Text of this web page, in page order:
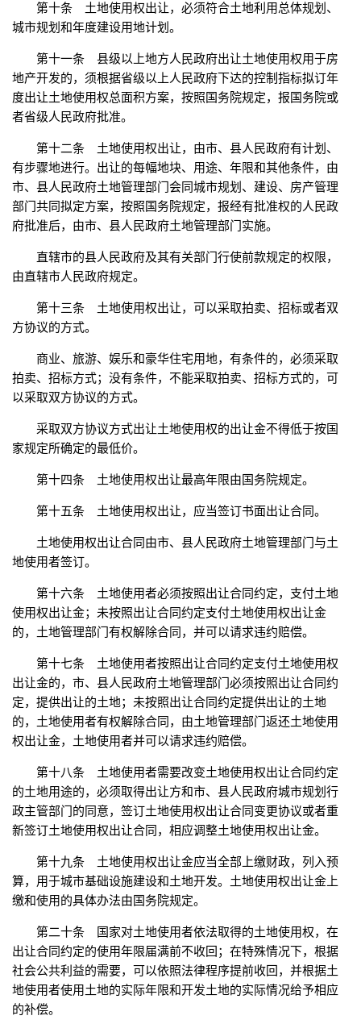
第十条 土地使用权出让，必须符合土地利用总体规划、
城市规划和年度建设用地计划。
第十一条 县级以上地方人民政府出让土地使用权用于房
地产开发的，须根据省级以上人民政府下达的控制指标拟订年
度出让土地使用权总面积方案，按照国务院规定，报国务院或
者省级人民政府批准。
第十二条 土地使用权出让，由市、县人民政府有计划、
有步骤地进行。出让的每幅地块、用途、年限和其他条件，由
市、县人民政府土地管理部门会同城市规划、建设、房产管理
部门共同拟定方案，按照国务院规定，报经有批准权的人民政
府批准后，由市、县人民政府土地管理部门实施。
直辖市的县人民政府及其有关部门行使前款规定的权限，
由直辖市人民政府规定。
第十三条 土地使用权出让，可以采取拍卖、招标或者双
方协议的方式。
商业、旅游、娱乐和豪华住宅用地，有条件的，必须采取
拍卖、招标方式；没有条件，不能采取拍卖、招标方式的，可
以采取双方协议的方式。
采取双方协议方式出让土地使用权的出让金不得低于按国
家规定所确定的最低价。
第十四条 土地使用权出让最高年限由国务院规定。
第十五条 土地使用权出让，应当签订书面出让合同。
土地使用权出让合同由市、县人民政府土地管理部门与土
地使用者签订。
第十六条 土地使用者必须按照出让合同约定，支付土地
使用权出让金；未按照出让合同约定支付土地使用权出让金
的，土地管理部门有权解除合同，并可以请求违约赔偿。
第十七条 土地使用者按照出让合同约定支付土地使用权
出让金的，市、县人民政府土地管理部门必须按照出让合同约
定，提供出让的土地；未按照出让合同约定提供出让的土地
的，土地使用者有权解除合同，由土地管理部门返还土地使用
权出让金，土地使用者并可以请求违约赔偿。
第十八条 土地使用者需要改变土地使用权出让合同约定
的土地用途的，必须取得出让方和市、县人民政府城市规划行
政主管部门的同意，签订土地使用权出让合同变更协议或者重
新签订土地使用权出让合同，相应调整土地使用权出让金。
第十九条 土地使用权出让金应当全部上缴财政，列入预
算，用于城市基础设施建设和土地开发。土地使用权出让金上
缴和使用的具体办法由国务院规定。
第二十条 国家对土地使用者依法取得的土地使用权，在
出让合同约定的使用年限届满前不收回；在特殊情况下，根据
社会公共利益的需要，可以依照法律程序提前收回，并根据土
地使用者使用土地的实际年限和开发土地的实际情况给予相应
的补偿。